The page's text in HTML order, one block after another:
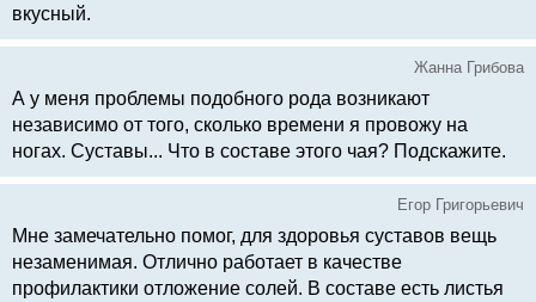
вкусный.
Жанна Грибова
А у меня проблемы подобного рода возникают
независимо от того, сколько времени я провожу на
ногах. Суставы... Что в составе этого чая? Подскажите.
Егор Григорьевич
Мне замечательно помог, для здоровья суставов вещь
незаменимая. Отлично работает в качестве
профилактики отложение солей. В составе есть листья